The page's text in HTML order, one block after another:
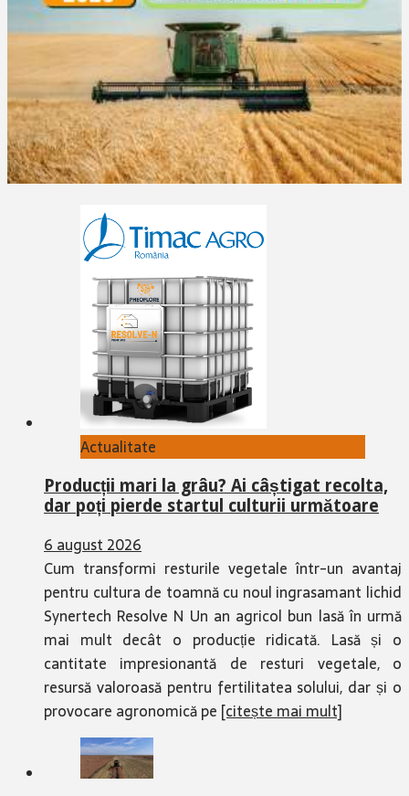
Actualitate
Producții mari la grâu? Ai câștigat recolta,
dar poți pierde startul culturii următoare
6 august 2026
Cum transformi resturile vegetale într-un avantaj
pentru cultura de toamnă cu noul ingrasamant lichid
Synertech Resolve N Un an agricol bun lasă în urmă
mai mult decât o producție ridicată. Lasă și o
cantitate impresionantă de resturi vegetale, o
resursă valoroasă pentru fertilitatea solului, dar și o
provocare agronomică pe [citește mai mult]